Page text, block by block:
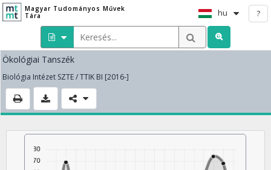
Magyar Tudományos Művek
Tára
hu ?
Ökológiai Tanszék
Biológia Intézet SZTE / TTIK BI [2016-]